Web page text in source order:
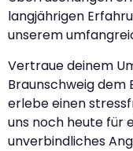
langjährigen
unserem
Vertraue deinem
Braunschweig dem
erlebe einen
uns noch heute für
unverbindliches